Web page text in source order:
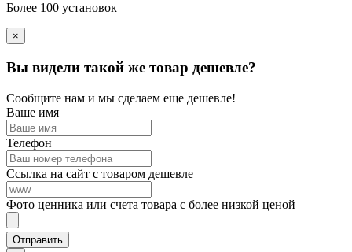
Более 100 установок
×
Вы видели такой же товар дешевле?
Сообщите нам и мы сделаем еще дешевле!
Ваше имя
Телефон
Ссылка на сайт с товаром дешевле
Фото ценника или счета товара с более низкой ценой